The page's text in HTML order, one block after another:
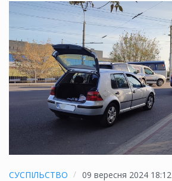
СУСПІЛЬСТВО
09 вересня 2024 18:12